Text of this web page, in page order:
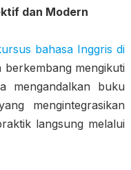
dan Modern
bahasa Inggris di
mengikuti
mengandalkan buku
mengintegrasikan
langsung melalui